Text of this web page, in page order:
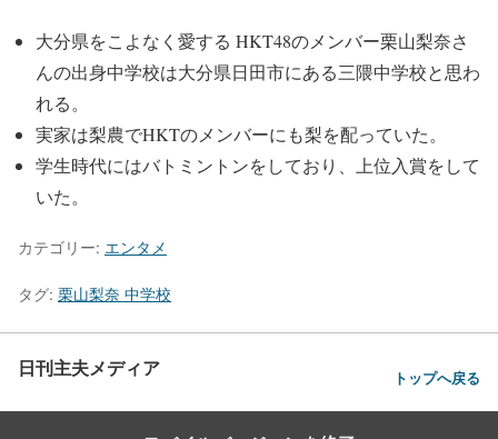
大分県をこよなく愛する HKT48のメンバー栗山梨奈さ
んの出身中学校は大分県日田市にある三隈中学校と思わ
れる。
実家は梨農でHKTのメンバーにも梨を配っていた。
学生時代にはバトミントンをしており、上位入賞をして
いた。
カテゴリー: エンタメ
タグ: 栗山梨奈 中学校
日刊主夫メディア トップへ戻る